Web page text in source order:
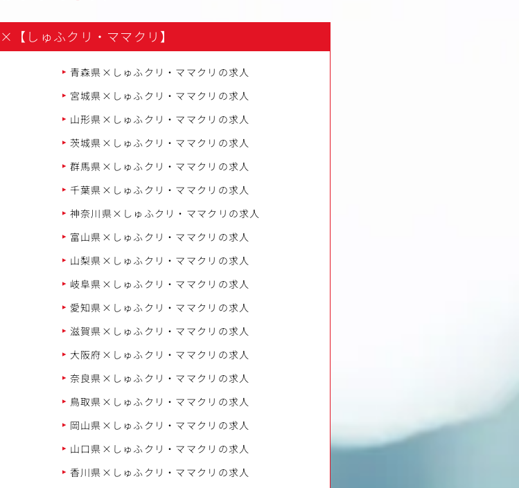
× 【しゅふクリ・ママクリ】
青森県×しゅふクリ・ママクリの求人
宮城県×しゅふクリ・ママクリの求人
山形県×しゅふクリ・ママクリの求人
茨城県×しゅふクリ・ママクリの求人
群馬県×しゅふクリ・ママクリの求人
千葉県×しゅふクリ・ママクリの求人
神奈川県×しゅふクリ・ママクリの求人
富山県×しゅふクリ・ママクリの求人
山梨県×しゅふクリ・ママクリの求人
岐阜県×しゅふクリ・ママクリの求人
愛知県×しゅふクリ・ママクリの求人
滋賀県×しゅふクリ・ママクリの求人
大阪府×しゅふクリ・ママクリの求人
奈良県×しゅふクリ・ママクリの求人
鳥取県×しゅふクリ・ママクリの求人
岡山県×しゅふクリ・ママクリの求人
山口県×しゅふクリ・ママクリの求人
香川県×しゅふクリ・ママクリの求人